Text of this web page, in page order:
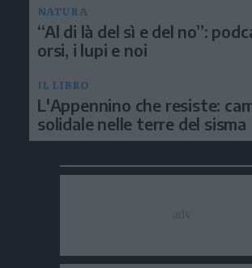
NATURA
“Al di là del sì e del no”:
orsi, i lupi e noi
IL LIBRO
L'Appennino che resiste:
solidale nelle terre del sisma